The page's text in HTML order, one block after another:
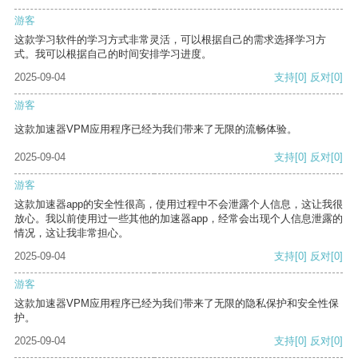
游客
这款学习软件的学习方式非常灵活，可以根据自己的需求选择学习方
式。我可以根据自己的时间安排学习进度。
2025-09-04
支持[0] 反对[0]
游客
这款加速器VPM应用程序已经为我们带来了无限的流畅体验。
2025-09-04 支持[0] 反对[0]
游客
这款加速器app的安全性很高，使用过程中不会泄露个人信息，这让我很
放心。我以前使用过一些其他的加速器app，经常会出现个人信息泄露的
情况，这让我非常担心。
2025-09-04
支持[0] 反对[0]
游客
这款加速器VPM应用程序已经为我们带来了无限的隐私保护和安全性保
护。
2025-09-04
支持[0] 反对[0]